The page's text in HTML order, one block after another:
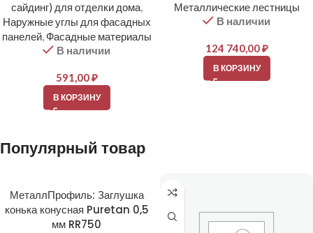
сайдинг) для отделки дома,
Наружные углы для фасадных
панелей, Фасадные материалы
В наличии
591,00₽
В КОРЗИНУ
Металлические лестницы
В наличии
124 740,00₽
В КОРЗИНУ
Популярный товар
МеталлПрофиль: Заглушка
конька конусная Puretan 0,5
мм RR750